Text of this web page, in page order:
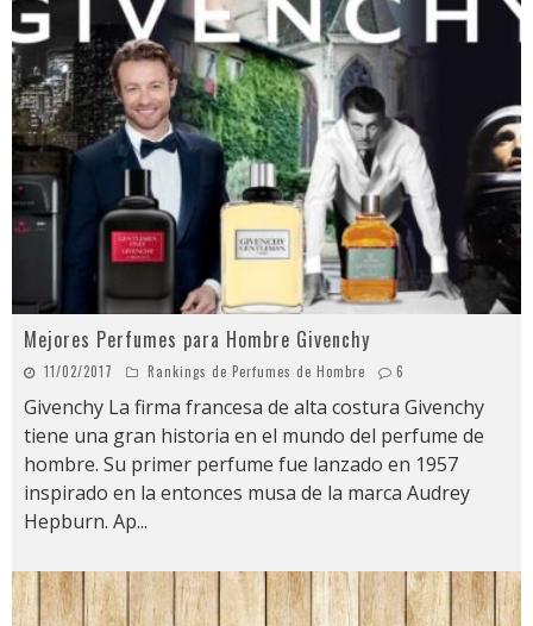
Mejores Perfumes para Hombre Givenchy
11/02/2017 Rankings de Perfumes de Hombre 6
Givenchy La firma francesa de alta costura Givenchy
tiene una gran historia en el mundo del perfume de
hombre. Su primer perfume fue lanzado en 1957
inspirado en la entonces musa de la marca Audrey
Hepburn. Ap...